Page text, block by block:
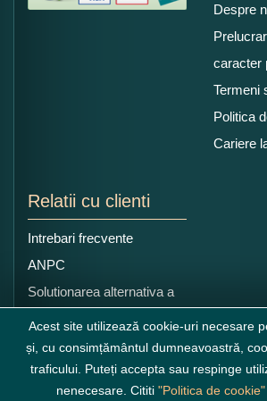
Despre
caracter
Termeni
Politica
Cariere
Relatii cu clienti
Intrebari frecvente
ANPC
Solutionarea alternativa a
litigiilor
Acest site utilizează cookie-uri necesare
și, cu consimțământul dumneavoastră,
traficului. Puteți accepta sau respinge
nenecesare. Cititi "Politica de cookie"